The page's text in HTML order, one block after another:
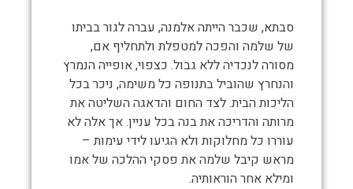
סבתא, שכבר הייתה אלמנה, עברה לגור בביתו
של שלמה והפכה למטפלת ולתחליף אם,
מסורה לנכדיה ללא גבול. כצפוי, אופייה הנמרץ
והנחרץ שהוביל בתנופה כל משימה, ניכר בכל
הליכות הבית. לצד החום והדאגה השליטה את
מרותה והדריכה את בנה בכל עניין. אך אלה לא
עוררו כל מחלוקות ולא הגיעו לידי עימות –
מראש קיבל שלמה את פסקי ההלכה של אמו
ומילא אחר הוראותיה.